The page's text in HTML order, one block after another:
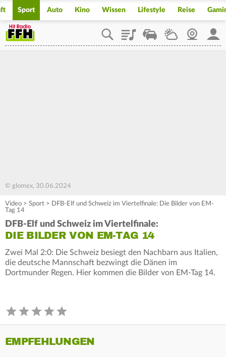
Sport Auto Kino Wissen Lifestyle Reise
PlaylistStaupilotWetterWebcam
© glomex, 30.06.2024
Video > Sport > DFB-Elf und Schweiz im Viertelfinale: Die Bilder von EM-
Tag 14
DFB-Elf und Schweiz im Viertelfinale:
DIE BILDER VON EM-TAG 14
Zwei Mal 2:0: Die Schweiz besiegt den Nachbarn aus Italien,
die deutsche Mannschaft bezwingt die Dänen im
Dortmunder Regen. Hier kommen die Bilder von EM-Tag 14.
EMPFEHLUNGEN